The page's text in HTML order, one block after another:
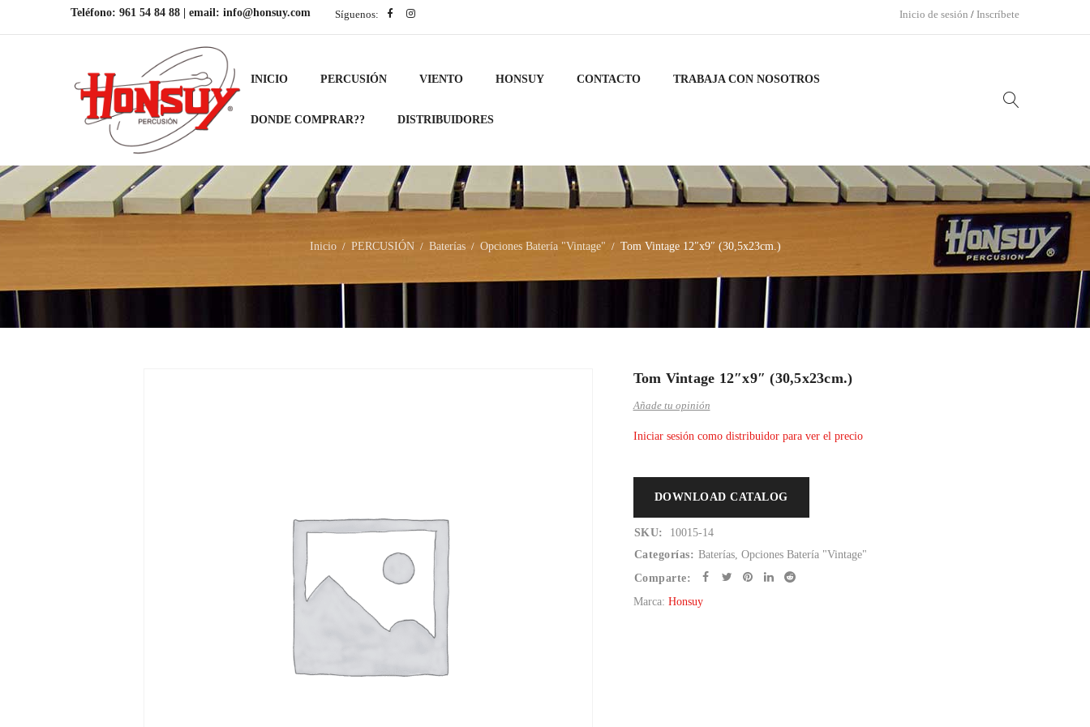
Teléfono: 961 54 84 88 | email: info@honsuy.com Síguenos: Inicio de sesión / Inscríbete
INICIO PERCUSIÓN VIENTO HONSUY CONTACTO TRABAJA CON NOSOTROS
DONDE COMPRAR?? DISTRIBUIDORES
Inicio / PERCUSIÓN / Baterías / Opciones Batería "Vintage" / Tom Vintage 12″x9″ (30,5x23cm.)
Tom Vintage 12″x9″ (30,5x23cm.)
Añade tu opinión
Iniciar sesión como distribuidor para ver el precio
DOWNLOAD CATALOG
SKU:
10015-14
Categorías: Baterías, Opciones Batería "Vintage"
Comparte:
Marca: Honsuy